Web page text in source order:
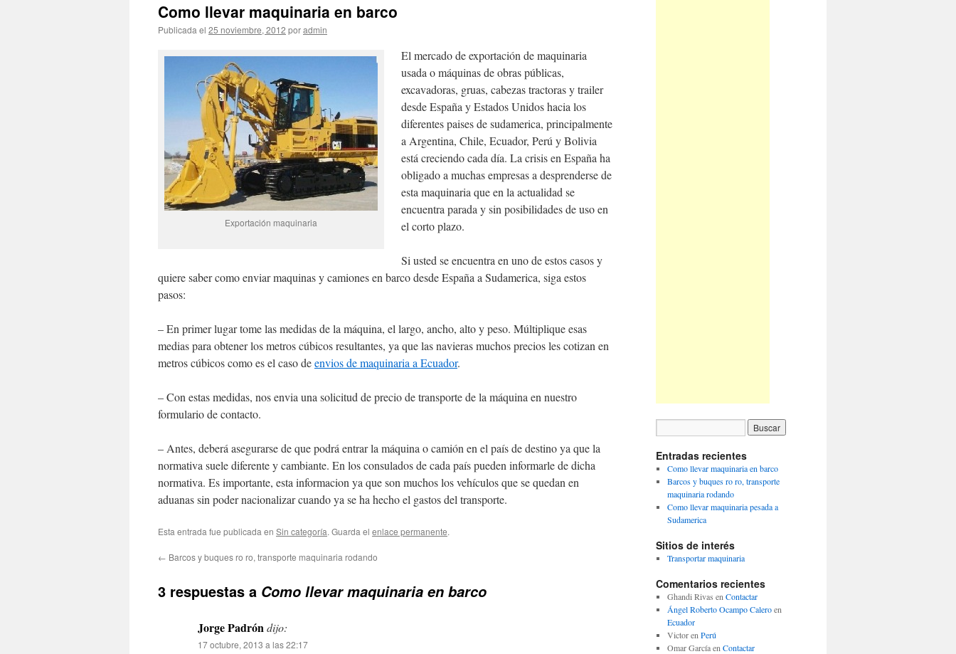
Como llevar maquinaria en barco
Publicada el 25 noviembre, 2012 poradmin
Exportación maquinaria
El mercado de exportación de maquinaria
usada o máquinas de obras públicas,
excavadoras, gruas, cabezas tractoras y trailer
desde España y Estados Unidos hacia los
diferentes paises de sudamerica, principalmente
a Argentina, Chile, Ecuador, Perú y Bolivia
está creciendo cada día. La crisis en España ha
obligado a muchas empresas a desprenderse de
esta maquinaria que en la actualidad se
encuentra parada y sin posibilidades de uso en
el corto plazo.
Si usted se encuentra en uno de estos casos y
quiere saber como enviar maquinas y camiones en barco desde España a Sudamerica, siga estos
pasos:
– En primer lugar tome las medidas de la máquina, el largo, ancho, alto y peso. Múltiplique esas
medias para obtener los metros cúbicos resultantes, ya que las navieras muchos precios les cotizan en
metros cúbicos como es el caso deenvios de maquinaria a Ecuador.
– Con estas medidas, nos envia una solicitud de precio de transporte de la máquina en nuestro
formulario de contacto.
– Antes, deberá asegurarse de que podrá entrar la máquina o camión en el país de destino ya que la
normativa suele diferente y cambiante. En los consulados de cada país pueden informarle de dicha
normativa. Es importante, esta informacion ya que son muchos los vehículos que se quedan en
aduanas sin poder nacionalizar cuando ya se ha hecho el gastos del transporte.
Esta entrada fue publicada en Sin categoría. Guarda el enlace permanente.
← Barcos y buques ro ro, transporte maquinaria rodando
3 respuestas a Como llevar maquinaria en barco
Jorge Padróndijo:
17 octubre, 2013 a las 22:17
Entradas recientes
Como llevar maquinaria en barco
Barcos y buques ro ro, transporte
maquinaria rodando
Como llevar maquinaria pesada a
Sudamerica
Sitios de interés
Transportar maquinaria
Comentarios recientes
Ghandi Rivas en Contactar
Ángel Roberto Ocampo Caleroen
Ecuador
Victoren Perú
Omar Garcíaen Contactar